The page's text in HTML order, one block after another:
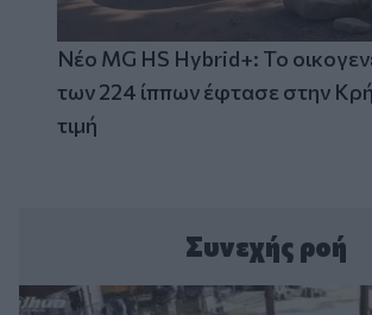
Νέο MG HS Hybrid+: Το
των 224 ίππων έφτασε στην
τιμή
Συνεχής ροή